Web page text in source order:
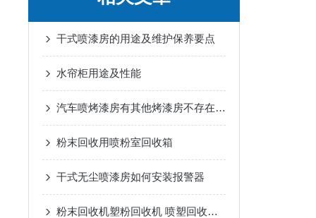
干式喷漆房的用途及维护保养要点
水帘柜用途及性能
汽车喷烤漆房有其他烤漆房不存在的哪些优势
粉末回收用喷粉室回收箱
干式无尘喷漆房如何安装报警器
粉末回收机塑粉回收机 喷塑回收设备